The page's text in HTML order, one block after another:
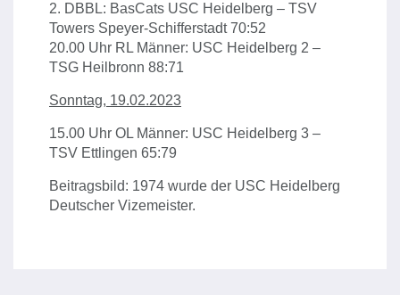
2. DBBL: BasCats USC Heidelberg – TSV
Towers Speyer-Schifferstadt 70:52
20.00 Uhr RL Männer: USC Heidelberg 2 –
TSG Heilbronn 88:71
Sonntag, 19.02.2023
15.00 Uhr OL Männer: USC Heidelberg 3 –
TSV Ettlingen 65:79
Beitragsbild: 1974 wurde der USC Heidelberg
Deutscher Vizemeister.